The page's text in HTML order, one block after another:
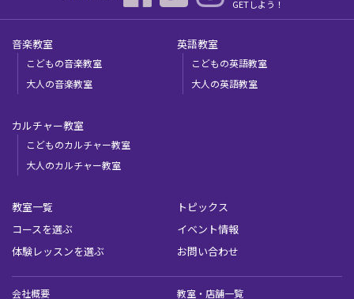
GETしよう！
音楽教室
こどもの音楽教室
大人の音楽教室
英語教室
こどもの英語教室
大人の英語教室
カルチャー教室
こどものカルチャー教室
大人のカルチャー教室
教室一覧
コースを選ぶ
体験レッスンを選ぶ
トピックス
イベント情報
お問い合わせ
会社概要 教室・店舗一覧